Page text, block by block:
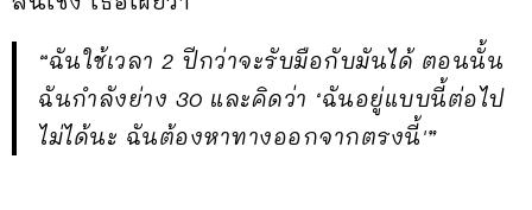
“ฉันใช้เวลา 2 ปีกว่าจะรับมือกับมันได้ ตอนนั้น
ฉันกำลังย่าง 30 และคิดว่า ‘ฉันอยู่แบบนี้ต่อไป
ไม่ได้นะ ฉันต้องหาทางออกจากตรงนี้'”